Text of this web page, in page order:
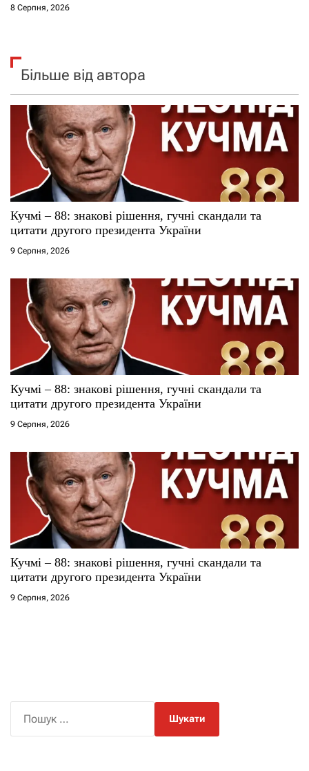
8 Серпня, 2026
Більше від автора
Кучмі – 88: знакові рішення, гучні скандали та
цитати другого президента України
9 Серпня, 2026
Кучмі – 88: знакові рішення, гучні скандали та
цитати другого президента України
9 Серпня, 2026
Кучмі – 88: знакові рішення, гучні скандали та
цитати другого президента України
9 Серпня, 2026